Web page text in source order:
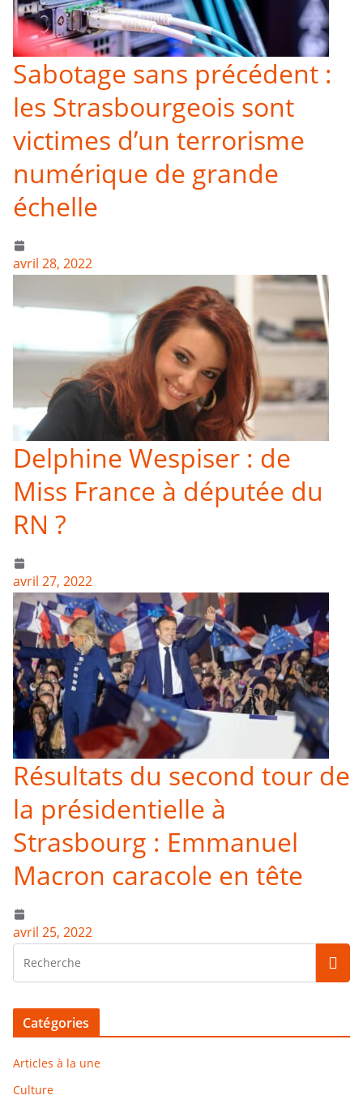
Sabotage sans précédent :
les Strasbourgeois sont
victimes d’un terrorisme
numérique de grande
échelle
avril 28, 2022
Delphine Wespiser : de
Miss France à députée du
RN ?
avril 27, 2022
Résultats du second tour de
la présidentielle à
Strasbourg : Emmanuel
Macron caracole en tête
avril 25, 2022
Catégories
Articles à la une
Culture